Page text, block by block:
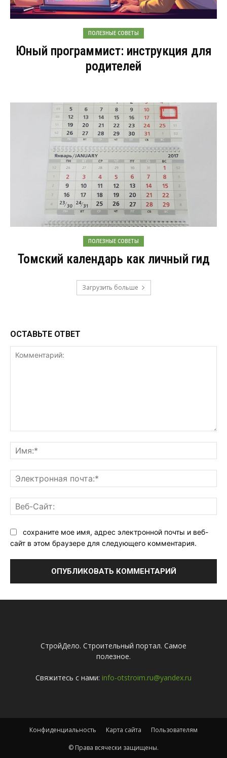
ПОЛЕЗНЫЕ СОВЕТЫ
Юный программист: инструкция для
родителей
ПОЛЕЗНЫЕ СОВЕТЫ
Томский календарь как личный гид
Загрузить больше
ОСТАВЬТЕ ОТВЕТ
сохраните мое имя, адрес электронной почты и веб-
сайт в этом браузере для следующего комментария.
СтройДело. Строительный портал. Самое
полезное.
Свяжитесь с нами: info-otstroim.ru@yandex.ru
Конфиденциальность Карта сайта Пользователям
© Права всячески защищены.